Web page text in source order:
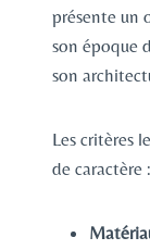
présente un
son époque
son
Les critères
de caractère :